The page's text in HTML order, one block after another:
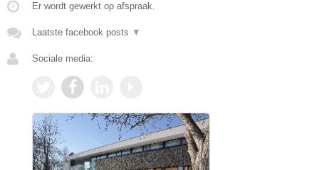
Er wordt gewerkt op afspraak.
Laatste facebook posts ▼
Sociale media: